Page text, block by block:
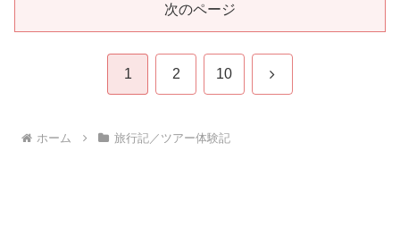
次のページ
1 2 10 次
ホーム 旅行記／ツアー体験記